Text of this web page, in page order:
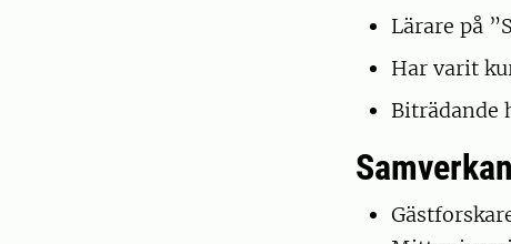
Lärare på
Har varit
Biträdande
Samverkan